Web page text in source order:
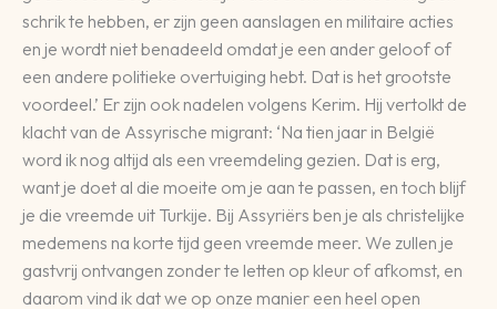
schrik te hebben, er zijn geen aanslagen en militaire acties
en je wordt niet benadeeld omdat je een ander geloof of
een andere politieke overtuiging hebt. Dat is het grootste
voordeel.’ Er zijn ook nadelen volgens Kerim. Hij vertolkt de
klacht van de Assyrische migrant: ‘Na tien jaar in België
word ik nog altijd als een vreemdeling gezien. Dat is erg,
want je doet al die moeite om je aan te passen, en toch blijf
je die vreemde uit Turkije. Bij Assyriërs ben je als christelijke
medemens na korte tijd geen vreemde meer. We zullen je
gastvrij ontvangen zonder te letten op kleur of afkomst, en
daarom vind ik dat we op onze manier een heel open